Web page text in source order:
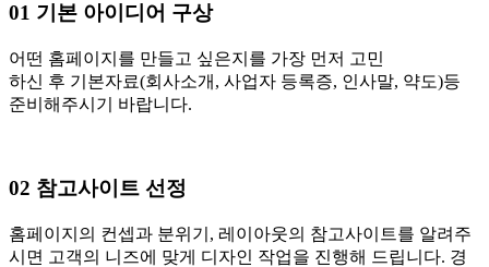
01 기본 아이디어 구상
어떤 홈페이지를 만들고 싶은지를 가장 먼저 고민
하신 후 기본자료(회사소개, 사업자 등록증, 인사말, 약도)등
준비해주시기 바랍니다.
02 참고사이트 선정
홈페이지의 컨셉과 분위기, 레이아웃의 참고사이트를 알려주
시면 고객의 니즈에 맞게 디자인 작업을 진행해 드립니다. 경